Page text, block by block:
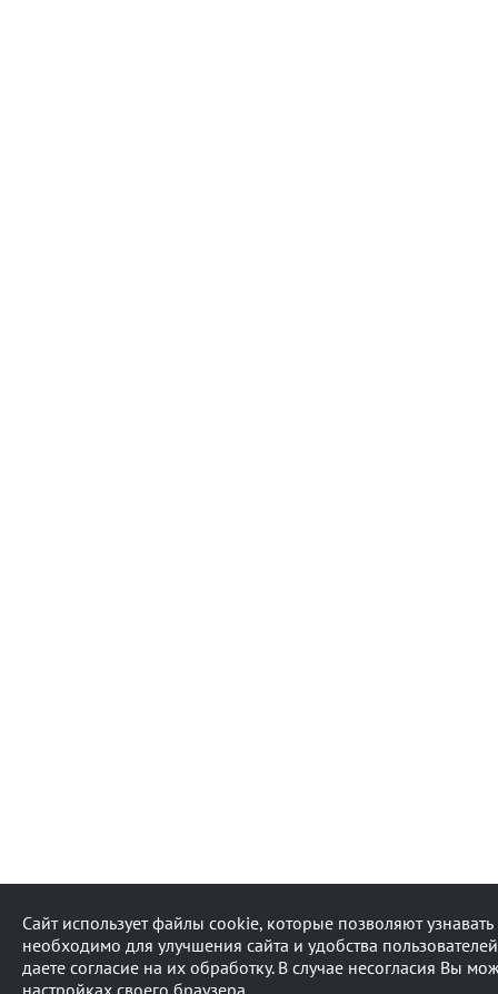
Сайт использует файлы cookie, которые позволяют
необходимо для улучшения сайта и удобства
даете согласие на их обработку. В случае несогласия Вы
настройках своего браузера.